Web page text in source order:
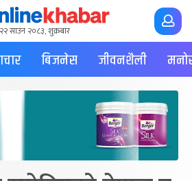
२२ साउन २०८३, शुक्रबार
बिजनेस जीवनशैली